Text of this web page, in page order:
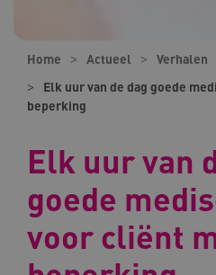
Home Actueel
Verhalen
Elk uur van de dag goede
beperking
Elk uur van
goede
voor cliënt